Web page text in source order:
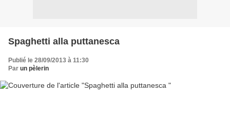
Spaghetti alla puttanesca
Publié le 28/09/2013 à 11:30
Par un pèlerin